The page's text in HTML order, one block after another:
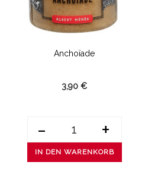
Anchoïade
3,90 €
- +
IN DEN WARENKORB